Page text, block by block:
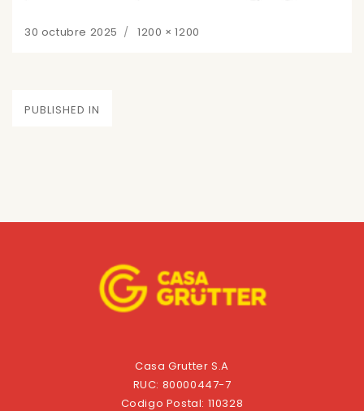
Posted
30 octubre 2025
Full
1200 × 1200
Navegación
PUBLISHED IN
Casa Grutter S.A
RUC: 80000447-7
Codigo Postal: 110328